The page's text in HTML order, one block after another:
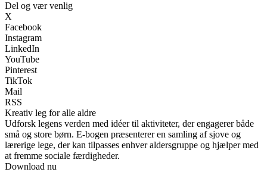
Del og vær venlig
X
Facebook
Instagram
LinkedIn
YouTube
Pinterest
TikTok
Mail
RSS
Kreativ leg for alle aldre
Udforsk legens verden med idéer til aktiviteter, der engagerer både
små og store børn. E-bogen præsenterer en samling af sjove og
lærerige lege, der kan tilpasses enhver aldersgruppe og hjælper med
at fremme sociale færdigheder.
Download nu